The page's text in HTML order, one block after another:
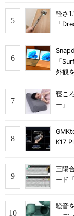
軽さ
「
「
外観
寝こ
ー」
K17
三陽
ード
騒音